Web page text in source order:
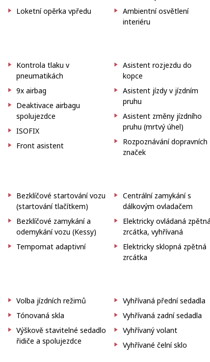
Loketní opěrka vpředu
Ambientní osvětlení
interiéru
Kontrola tlaku v
pneumatikách
9x airbag
Deaktivace airbagu
spolujezdce
ISOFIX
Front asistent
Asistent rozjezdu do
kopce
Asistent jízdy v jízdním
pruhu
Asistent změny jízdního
pruhu (mrtvý úhel)
Rozpoznávání dopravních
značek
Bezklíčové startování vozu
(startování tlačítkem)
Bezklíčové zamykání a
odemykání vozu (Kessy)
Tempomat adaptivní
Centrální zamykání s
dálkovým ovladačem
Elektricky ovládaná zpětná
zrcátka, vyhřívaná
Elektricky sklopná zpětná
zrcátka
Volba jízdních režimů
Tónovaná skla
Výškově stavitelné sedadlo
řidiče a spolujezdce
Vyhřívaná přední sedadla
Vyhřívaná zadní sedadla
Vyhřívaný volant
Vyhřívané čelní sklo